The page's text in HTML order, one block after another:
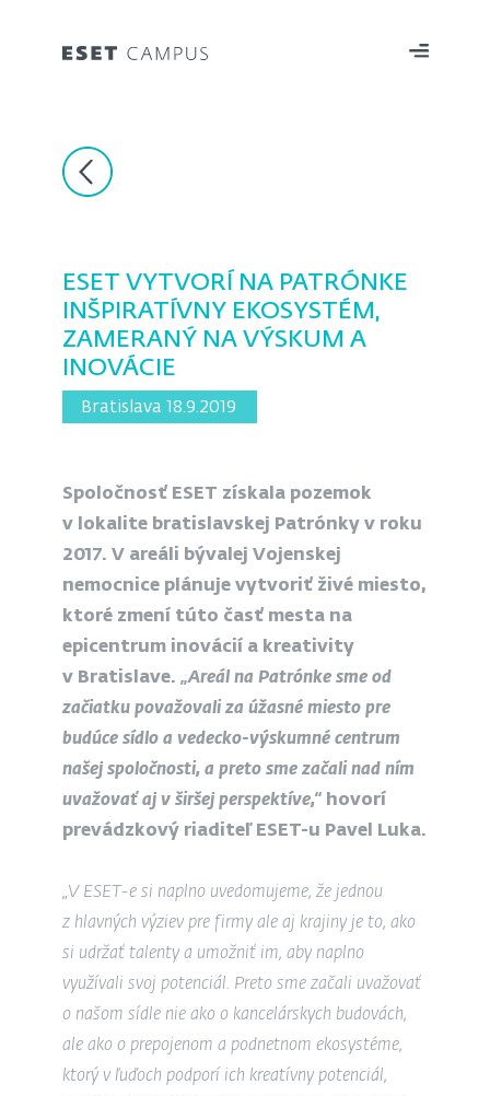
ESET VYTVORÍ NA PATRÓNKE
INŠPIRATÍVNY EKOSYSTÉM,
ZAMERANÝ NA VÝSKUM A
INOVÁCIE
Bratislava 18.9.2019
Spoločnosť ESET získala pozemok
v lokalite bratislavskej Patrónky v roku
2017. V areáli bývalej Vojenskej
nemocnice plánuje vytvoriť živé miesto,
ktoré zmení túto časť mesta na
epicentrum inovácií a kreativity
v Bratislave. „Areál na Patrónke sme od
začiatku považovali za úžasné miesto pre
budúce sídlo a vedecko-výskumné centrum
našej spoločnosti, a preto sme začali nad ním
uvažovať aj v širšej perspektíve,“hovorí
prevádzkový riaditeľ ESET-u Pavel Luka.
„V ESET-e si naplno uvedomujeme, že jednou
z hlavných výziev pre firmy ale aj krajiny je to, ako
si udržať talenty a umožniť im, aby naplno
využívali svoj potenciál. Preto sme začali uvažovať
o našom sídle nie ako o kancelárskych budovách,
ale ako o prepojenom a podnetnom ekosystéme,
ktorý v ľuďoch podporí ich kreatívny potenciál,